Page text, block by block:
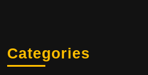
Categories